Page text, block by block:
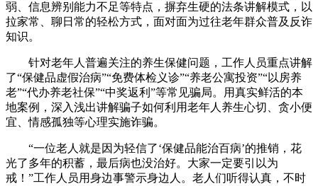
弱、信息辨别能力不足等特点，摒弃生硬的法条讲解模式，以
拉家常、聊日常的轻松方式，面对面为过往老年群众普及反诈
知识。
针对老年人普遍关注的养生保健问题，工作人员重点讲解
了“保健品虚假治病”“免费体检义诊”“养老公寓投资”“以房养
老”“代办养老社保”“中奖返利”等常见骗局。用真实鲜活的本
地案例，深入浅出讲解骗子如何利用老年人养生心切、贪小便
宜、情感孤独等心理实施诈骗。
“一位老人就是因为轻信了‘保健品能治百病’的推销，花
光了多年的积蓄，最后病也没治好。大家一定要引以为
戒！”工作人员用身边事警示身边人。老人们听得认真，不时